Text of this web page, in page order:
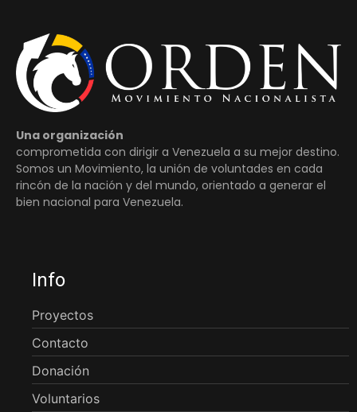
Una organización
comprometida con dirigir a Venezuela a su mejor destino.
Somos un Movimiento, la unión de voluntades en cada
rincón de la nación y del mundo, orientado a generar el
bien nacional para Venezuela.
Info
Proyectos
Contacto
Donación
Voluntarios